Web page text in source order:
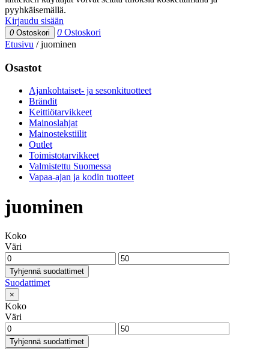
pyyhkäisemällä.
Kirjaudu sisään
0 Ostoskori 0 Ostoskori
Etusivu /juominen
Osastot
Ajankohtaiset- ja sesonkituotteet
Brändit
Keittiötarvikkeet
Mainoslahjat
Mainostekstiilit
Outlet
Toimistotarvikkeet
Valmistettu Suomessa
Vapaa-ajan ja kodin tuotteet
juominen
Koko
Väri
Tyhjennä suodattimet
Suodattimet
×
Koko
Väri
Tyhjennä suodattimet